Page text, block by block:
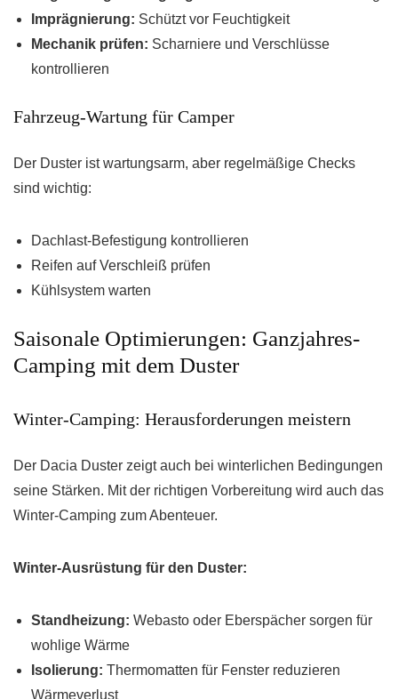
Imprägnierung: Schützt vor Feuchtigkeit
Mechanik prüfen: Scharniere und Verschlüsse
kontrollieren
Fahrzeug-Wartung für Camper
Der Duster ist wartungsarm, aber regelmäßige Checks
sind wichtig:
Dachlast-Befestigung kontrollieren
Reifen auf Verschleiß prüfen
Kühlsystem warten
Saisonale Optimierungen: Ganzjahres-
Camping mit dem Duster
Winter-Camping: Herausforderungen meistern
Der Dacia Duster zeigt auch bei winterlichen Bedingungen
seine Stärken. Mit der richtigen Vorbereitung wird auch das
Winter-Camping zum Abenteuer.
Winter-Ausrüstung für den Duster:
Standheizung: Webasto oder Eberspächer sorgen für
wohlige Wärme
Isolierung: Thermomatten für Fenster reduzieren
Wärmeverlust